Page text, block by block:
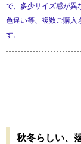
で、多少サイズ感が異
色違い等、複数ご購入
す。
秋冬らしい、